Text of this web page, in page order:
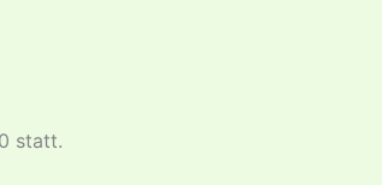
statt.